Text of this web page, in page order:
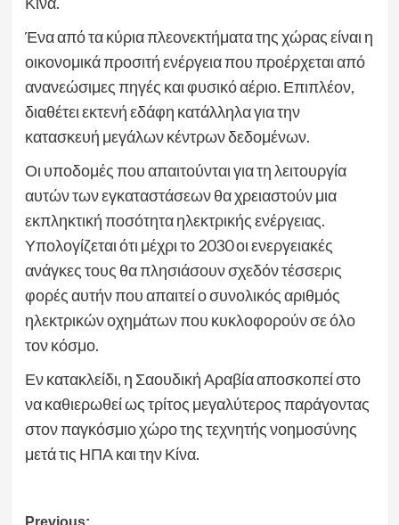
Ένα από τα κύρια πλεονεκτήματα της χώρας είναι η
οικονομικά προσιτή ενέργεια που προέρχεται από
ανανεώσιμες πηγές και φυσικό αέριο. Επιπλέον,
διαθέτει εκτενή εδάφη κατάλληλα για την
κατασκευή μεγάλων κέντρων δεδομένων.
Οι υποδομές που απαιτούνται για τη λειτουργία
αυτών των εγκαταστάσεων θα χρειαστούν μια
εκπληκτική ποσότητα ηλεκτρικής ενέργειας.
Υπολογίζεται ότι μέχρι το 2030 οι ενεργειακές
ανάγκες τους θα πλησιάσουν σχεδόν τέσσερις
φορές αυτήν που απαιτεί ο συνολικός αριθμός
ηλεκτρικών οχημάτων που κυκλοφορούν σε όλο
τον κόσμο.
Εν κατακλείδι, η Σαουδική Αραβία αποσκοπεί στο
να καθιερωθεί ως τρίτος μεγαλύτερος παράγοντας
στον παγκόσμιο χώρο της τεχνητής νοημοσύνης
μετά τις ΗΠΑ και την Κίνα.
Previous: